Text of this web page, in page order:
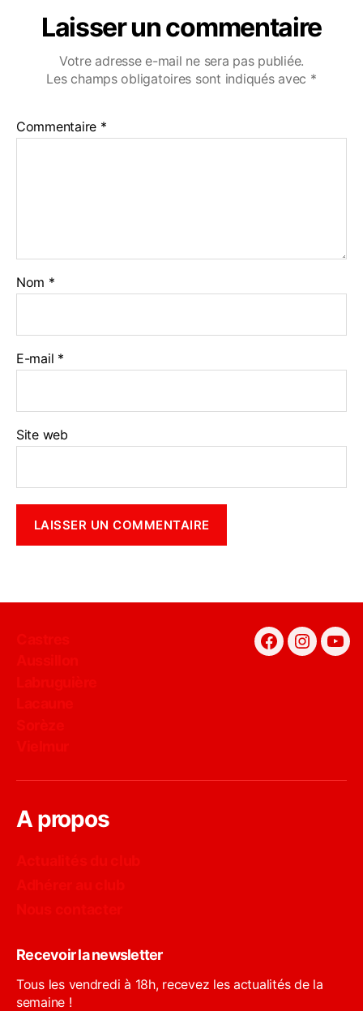
Laisser un commentaire
Votre adresse e-mail ne sera pas publiée.
Les champs obligatoires sont indiqués avec *
Commentaire *
Nom *
E-mail *
Site web
Facebook
A propos
Recevoir la newsletter
Tous les vendredi à 18h, recevez les actualités de la
semaine !